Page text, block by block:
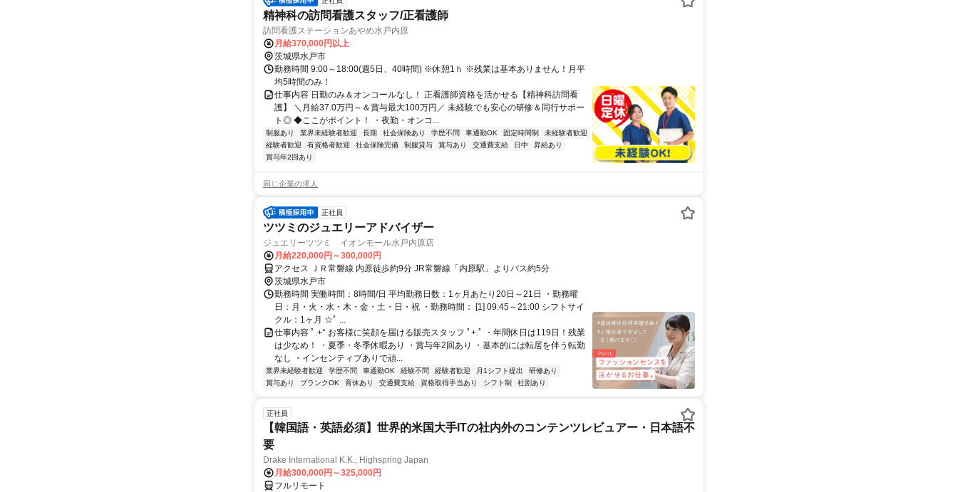
精神科の訪問看護スタッフ/正看護師
訪問看護ステーションあやめ水戸内原
月給370,000円以上
茨城県水戸市
勤務時間 9:00～18:00(週5日、40時間) ※休憩1ｈ ※残業は基本ありません！月平
均5時間のみ！
仕事内容 日勤のみ＆オンコールなし！ 正看護師資格を活かせる【精神科訪問看
護】 ＼月給37.0万円～＆賞与最大100万円／ 未経験でも安心の研修＆同行サポー
ト◎ ◆ここがポイント！ ・夜勤・オンコ...
制服あり 業界未経験者歓迎 長期 社会保険あり 学歴不問 車通勤OK 固定時間制
未経験者歓迎
経験者歓迎
有資格者歓迎 社会保険完備 制服貸与 賞与あり 交通費支給 日中
昇給あり
賞与年2回あり
同じ企業の求人
正社員
ツツミのジュエリーアドバイザー
ジュエリーツツミ イオンモール水戸内原店
月給220,000円～300,000円
アクセス ＪＲ常磐線 内原徒歩約9分 JR常磐線「内原駅」よりバス約5分
茨城県水戸市
勤務時間 実働時間：8時間/日 平均勤務日数：1ヶ月あたり20日～21日 ・勤務曜
日：月・火・水・木・金・土・日・祝 ・勤務時間： [1] 09:45～21:00 シフトサイ
クル：1ヶ月 ☆ﾟ ...
仕事内容 ﾟ.+° お客様に笑顔を届ける販売スタッフ ﾟ+.ﾟ ・年間休日は119日！残業
は少なめ！ ・夏季・冬季休暇あり ・賞与年2回あり ・基本的には転居を伴う転勤
なし ・インセンティブありで頑...
業界未経験者歓迎 学歴不問 車通勤OK 経験不問 経験者歓迎 月1シフト提出
研修あり
賞与あり
ブランクOK 育休あり 交通費支給 資格取得手当あり シフト制 社割あり
正社員
【韓国語・英語必須】世界的米国大手ITの社内外のコンテンツレビュアー・日本語不
要
Drake International K.K., Highspring Japan
月給300,000円～325,000円
フルリモート